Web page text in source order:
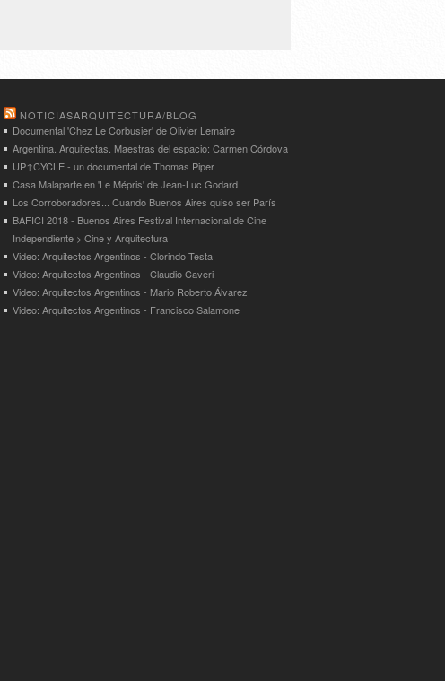
NOTICIASARQUITECTURA/BLOG
Documental 'Chez Le Corbusier' de Olivier Lemaire
Argentina. Arquitectas. Maestras del espacio: Carmen Córdova
UP↑CYCLE - un documental de Thomas Piper
Casa Malaparte en 'Le Mépris' de Jean-Luc Godard
Los Corroboradores... Cuando Buenos Aires quiso ser París
BAFICI 2018 - Buenos Aires Festival Internacional de Cine
Independiente > Cine y Arquitectura
Video: Arquitectos Argentinos - Clorindo Testa
Video: Arquitectos Argentinos - Claudio Caveri
Video: Arquitectos Argentinos - Mario Roberto Álvarez
Video: Arquitectos Argentinos - Francisco Salamone